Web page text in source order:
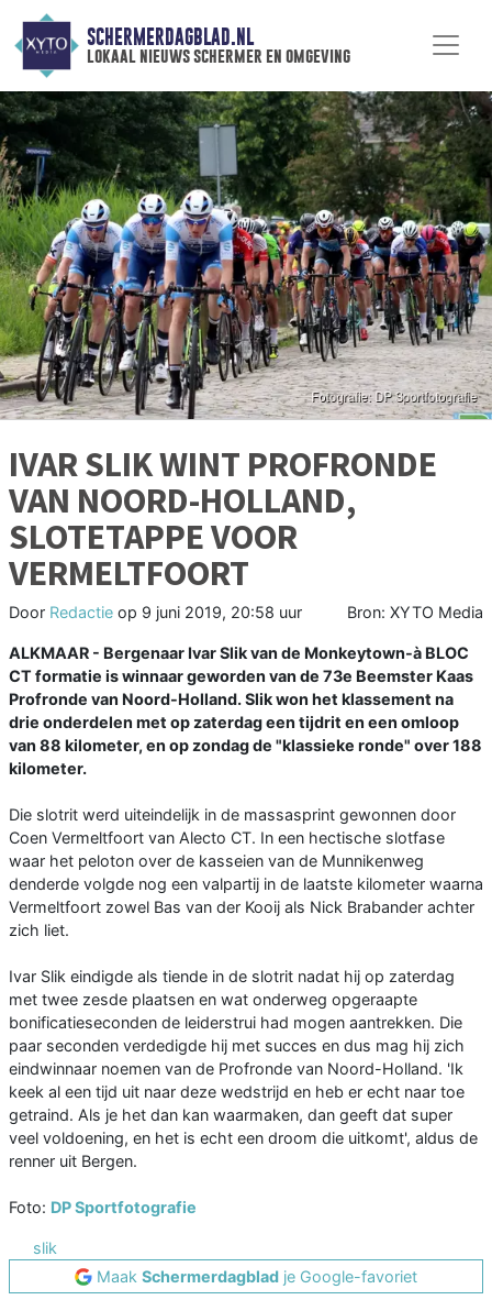
SCHERMERDAGBLAD.NL
lokaal nieuws schermer en omgeving
IVAR SLIK WINT PROFRONDE
VAN NOORD-HOLLAND,
SLOTETAPPE VOOR
VERMELTFOORT
Door Redactie op 9 juni 2019, 20:58 uur Bron: XYTO Media
ALKMAAR - Bergenaar Ivar Slik van de Monkeytown-à BLOC
CT formatie is winnaar geworden van de 73e Beemster Kaas
Profronde van Noord-Holland. Slik won het klassement na
drie onderdelen met op zaterdag een tijdrit en een omloop
van 88 kilometer, en op zondag de "klassieke ronde" over 188
kilometer.
Die slotrit werd uiteindelijk in de massasprint gewonnen door
Coen Vermeltfoort van Alecto CT. In een hectische slotfase
waar het peloton over de kasseien van de Munnikenweg
denderde volgde nog een valpartij in de laatste kilometer waarna
Vermeltfoort zowel Bas van der Kooij als Nick Brabander achter
zich liet.
Ivar Slik eindigde als tiende in de slotrit nadat hij op zaterdag
met twee zesde plaatsen en wat onderweg opgeraapte
bonificatieseconden de leiderstrui had mogen aantrekken. Die
paar seconden verdedigde hij met succes en dus mag hij zich
eindwinnaar noemen van de Profronde van Noord-Holland. 'Ik
keek al een tijd uit naar deze wedstrijd en heb er echt naar toe
getraind. Als je het dan kan waarmaken, dan geeft dat super
veel voldoening, en het is echt een droom die uitkomt', aldus de
renner uit Bergen.
Foto: DP Sportfotografie
slik
Maak Schermerdagblad je Google-favoriet